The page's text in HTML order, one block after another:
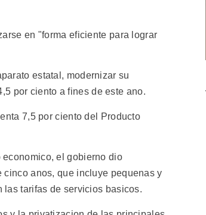
en "forma eficiente para lograr
estatal, modernizar su
por ciento a fines de este ano.
7,5 por ciento del Producto
el gobierno dio
anos, que incluye pequenas y
las tarifas de servicios basicos.